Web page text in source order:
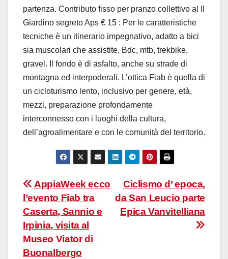
partenza. Contributo fisso per pranzo collettivo al Il
Giardino segreto Aps € 15 : Per le caratteristiche
tecniche è un itinerario impegnativo, adatto a bici
sia muscolari che assistite, Bdc, mtb, trekbike,
gravel. Il fondo è di asfalto, anche su strade di
montagna ed interpoderali. L’ottica Fiab è quella di
un cicloturismo lento, inclusivo per genere, età,
mezzi, preparazione profondamente
interconnesso con i luoghi della cultura,
dell’agroalimentare e con le comunità del territorio.
Navigazione
articoli
Ciclismo d’ epoca,
da San Leucio parte
Epica Vanvitelliana
AppiaWeek ecco
l’evento Fiab tra
Caserta, Sannio e
Irpinia, visita al
Museo Viator di
Buonalbergo